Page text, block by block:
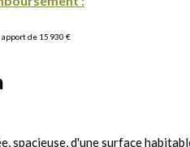
apport de 15 930 €
spacieuse, d'une surface